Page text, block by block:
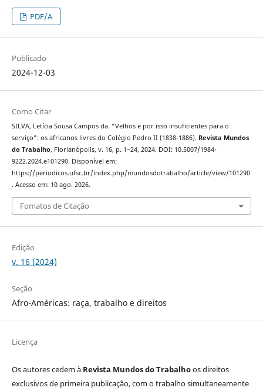
PDF/A
Publicado
2024-12-03
Como Citar
SILVA, Letícia Sousa Campos da. “Velhos e por isso insuficientes para o
serviço”: os africanos livres do Colégio Pedro II (1838-1886). Revista Mundos
do Trabalho, Florianópolis, v. 16, p. 1–24, 2024. DOI: 10.5007/1984-
9222.2024.e101290. Disponível em:
https://periodicos.ufsc.br/index.php/mundosdotrabalho/article/view/101290
. Acesso em: 10 ago. 2026.
Fomatos de Citação
Edição
v. 16 (2024)
Seção
Afro-Américas: raça, trabalho e direitos
Licença
Os autores cedem à Revista Mundos do Trabalhoos direitos
exclusivos de primeira publicação, com o trabalho simultaneamente